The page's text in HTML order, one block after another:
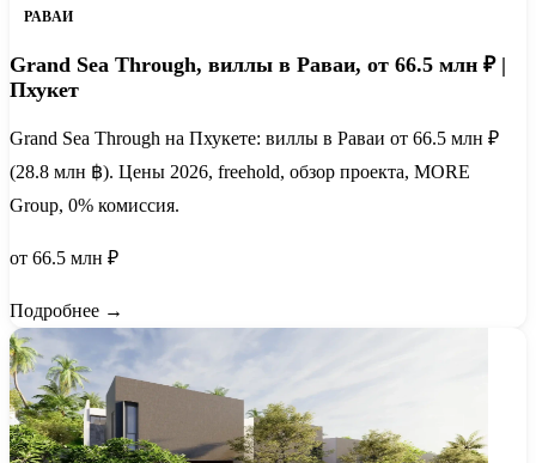
РАВАИ
Grand Sea Through, виллы в Раваи, от 66.5 млн ₽ |
Пхукет
Grand Sea Through на Пхукете: виллы в Раваи от 66.5 млн ₽
(28.8 млн ฿). Цены 2026, freehold, обзор проекта, MORE
Group, 0% комиссия.
от 66.5 млн ₽
Подробнее →